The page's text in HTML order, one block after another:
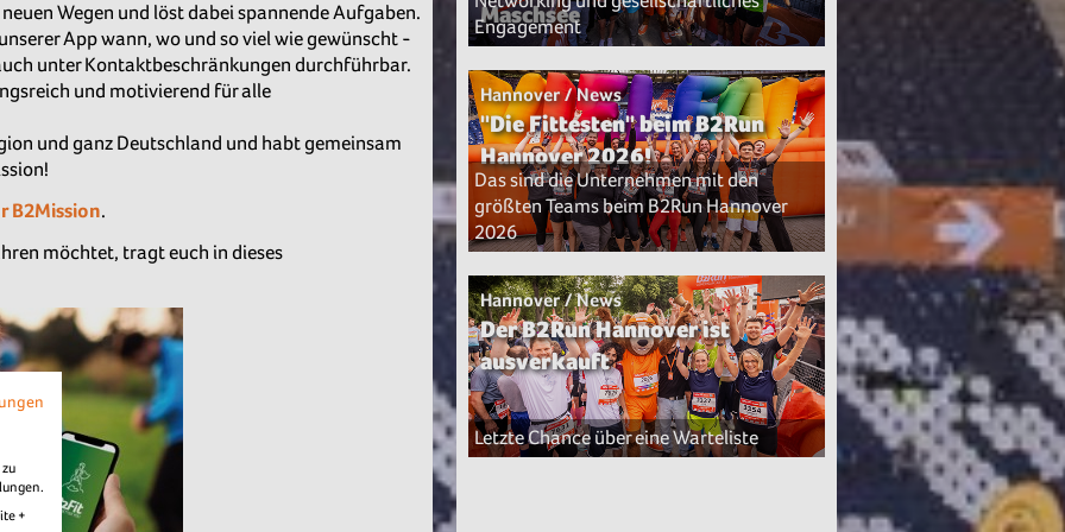
Wegen und löst dabei spannende Aufgaben.
App wann, wo und so viel wie gewünscht -
unter Kontaktbeschränkungen durchführbar.
und motivierend für alle
und ganz Deutschland und habt gemeinsam
B2Mission.
möchtet, tragt euch in dieses
Maschsee
Engagement
Hannover / News
"Die Fittesten" beim B2Run
Hannover 2026!
Das sind die Unternehmen mit den
größten Teams beim B2Run Hannover
2026
Hannover / News
Der B2Run Hannover ist
ausverkauft
Letzte Chance über eine Warteliste
+